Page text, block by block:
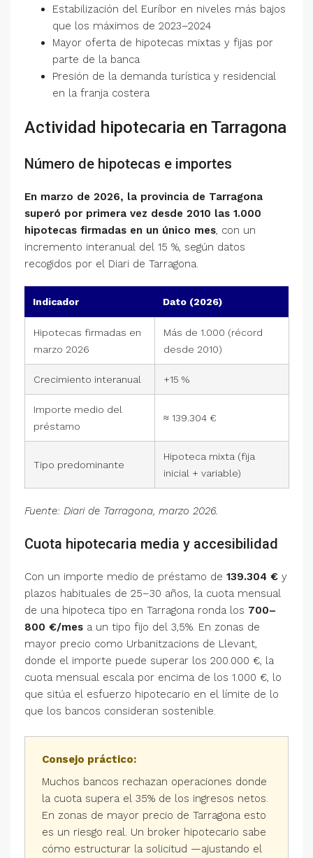
Estabilización del Euríbor en niveles más bajos
que los máximos de 2023–2024
Mayor oferta de hipotecas mixtas y fijas por
parte de la banca
Presión de la demanda turística y residencial
en la franja costera
Actividad hipotecaria en Tarragona
Número de hipotecas e importes
En marzo de 2026, la provincia de Tarragona
superó por primera vez desde 2010 las 1.000
hipotecas firmadas en un único mes, con un
incremento interanual del 15 %, según datos
recogidos por el Diari de Tarragona.
Indicador Dato (2026)
Hipotecas firmadas en
marzo 2026
Más de 1.000 (récord
desde 2010)
Crecimiento interanual +15 %
Importe medio del
préstamo
≈ 139.304 €
Tipo predominante
Hipoteca mixta (fija
inicial + variable)
Fuente: Diari de Tarragona, marzo 2026.
Cuota hipotecaria media y accesibilidad
Con un importe medio de préstamo de 139.304 € y
plazos habituales de 25–30 años, la cuota mensual
de una hipoteca tipo en Tarragona ronda los 700–
800 €/mes a un tipo fijo del 3,5%. En zonas de
mayor precio como Urbanitzacions de Llevant,
donde el importe puede superar los 200.000 €, la
cuota mensual escala por encima de los 1.000 €, lo
que sitúa el esfuerzo hipotecario en el límite de lo
que los bancos consideran sostenible.
Consejo práctico:
Muchos bancos rechazan operaciones donde
la cuota supera el 35% de los ingresos netos.
En zonas de mayor precio de Tarragona esto
es un riesgo real. Un broker hipotecario sabe
cómo estructurar la solicitud —ajustando el